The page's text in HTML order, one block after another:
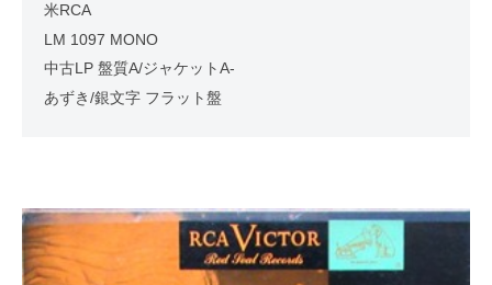
米RCA
LM 1097 MONO
中古LP 盤質A/ジャケットA-
あずき/銀文字 フラット盤